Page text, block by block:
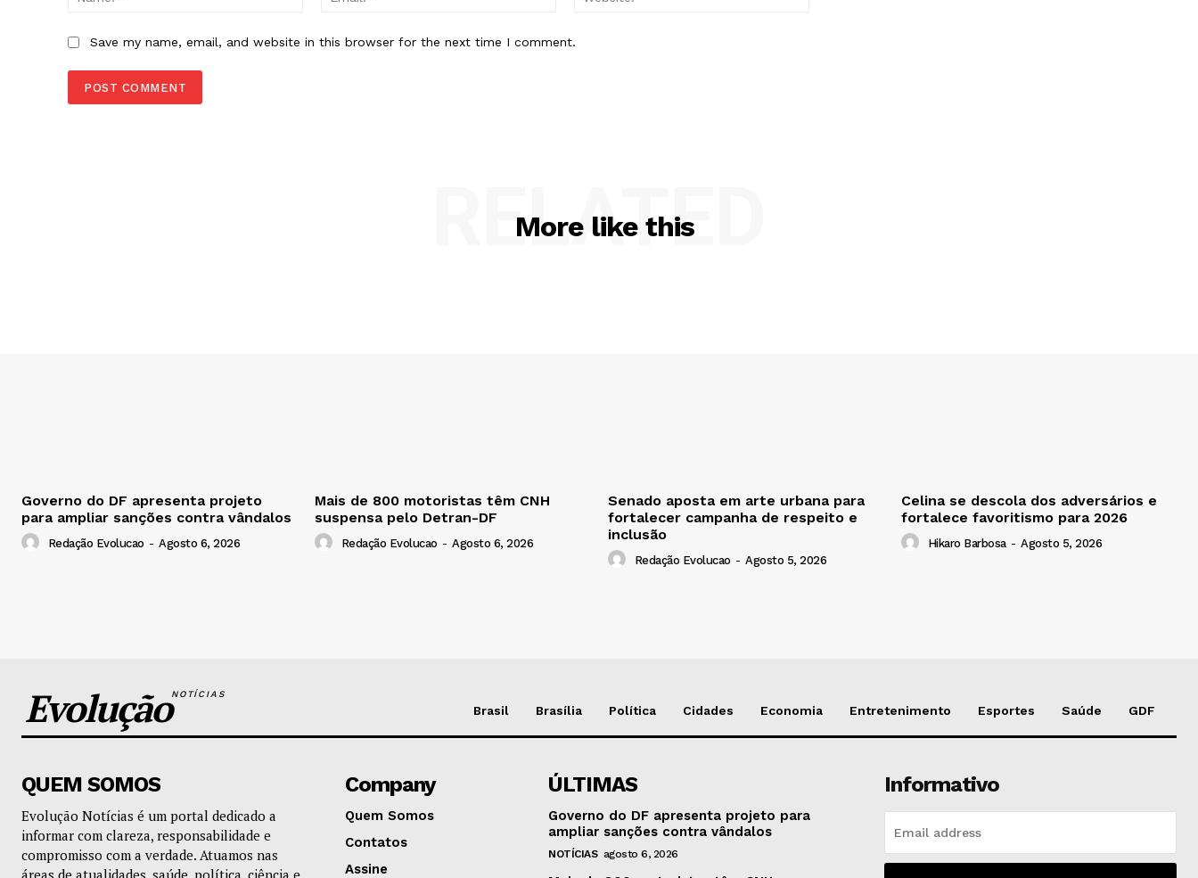
Save my name, email, and website in this browser for the next time I comment.
More like this
RELATED
Governo do DF apresenta projeto
para ampliar sanções contra vândalos
Redação Evolucao - Agosto 6, 2026
Mais de 800 motoristas têm CNH
suspensa pelo Detran-DF
Redação Evolucao - Agosto 6, 2026
Senado aposta em arte urbana para
fortalecer campanha de respeito e
inclusão
Redação Evolucao - Agosto 5, 2026
Celina se descola dos adversários e
fortalece favoritismo para 2026
Hikaro Barbosa - Agosto 5, 2026
EvoluçãoNOTÍCIAS
Brasil Brasília Política Cidades Economia Entretenimento Esportes Saúde GDF
QUEM SOMOS
Evolução Notícias é um portal dedicado a
informar com clareza, responsabilidade e
compromisso com a verdade. Atuamos nas
Company
Quem Somos
Contatos
Assine
ÚLTIMAS
Governo do DF apresenta projeto para
ampliar sanções contra vândalos
NOTÍCIAS agosto 6, 2026
Informativo